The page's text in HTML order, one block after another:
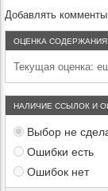
Добавлять
ОЦЕНКА
Текущая оценка:
НАЛИЧИЕ ССЫЛОК И
Выбор не
Ошибки есть
Ошибок нет